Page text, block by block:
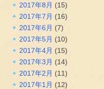
2017年8月 (15)
2017年7月 (16)
2017年6月 (7)
2017年5月 (10)
2017年4月 (15)
2017年3月 (14)
2017年2月 (11)
2017年1月 (12)